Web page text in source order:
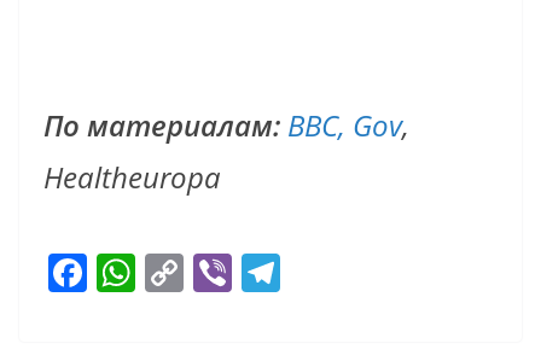
По материалам: BBC, Gov,
Healtheuropa
F W C Vi